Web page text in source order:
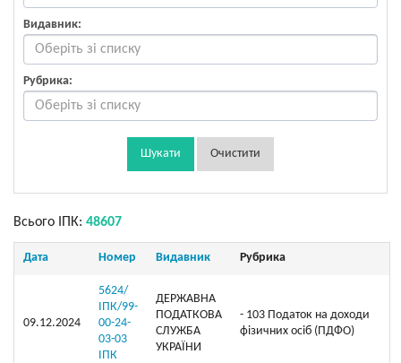
Видавник:
Рубрика:
Шукати Очистити
Всього ІПК: 48607
Дата Номер Видавник Рубрика
09.12.2024
5624/
ІПК/99-
00-24-
03-03
ІПК
ДЕРЖАВНА
ПОДАТКОВА
СЛУЖБА
УКРАЇНИ
- 103 Податок на доходи
фізичних осіб (ПДФО)